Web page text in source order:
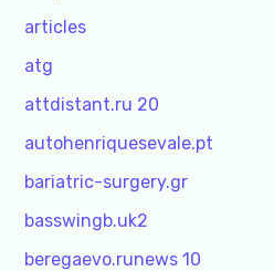
articles
atg
attdistant.ru 20
autohenriquesevale.pt
bariatric-surgery.gr
basswingb.uk2
beregaevo.runews 10